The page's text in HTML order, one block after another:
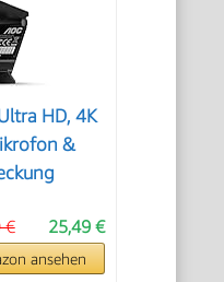
HD, 4K
&
25,49 €
€
ansehen